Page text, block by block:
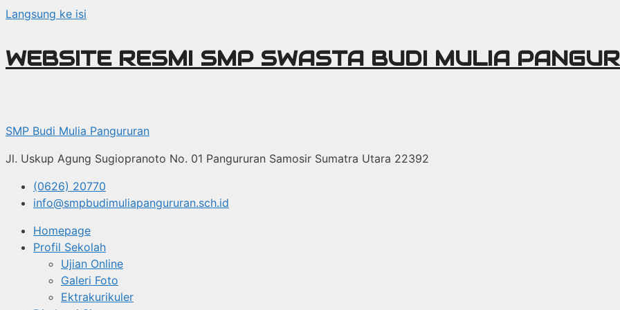
Langsung ke isi
WEBSITE RESMI SMP SWASTA BUDI MULIA
SMP Budi Mulia Pangururan
Jl. Uskup Agung Sugiopranoto No. 01 Pangururan Samosir Sumatra Utara 22392
(0626) 20770
info@smpbudimuliapangururan.sch.id
Homepage
Profil Sekolah
Ujian Online
Galeri Foto
Ektrakurikuler